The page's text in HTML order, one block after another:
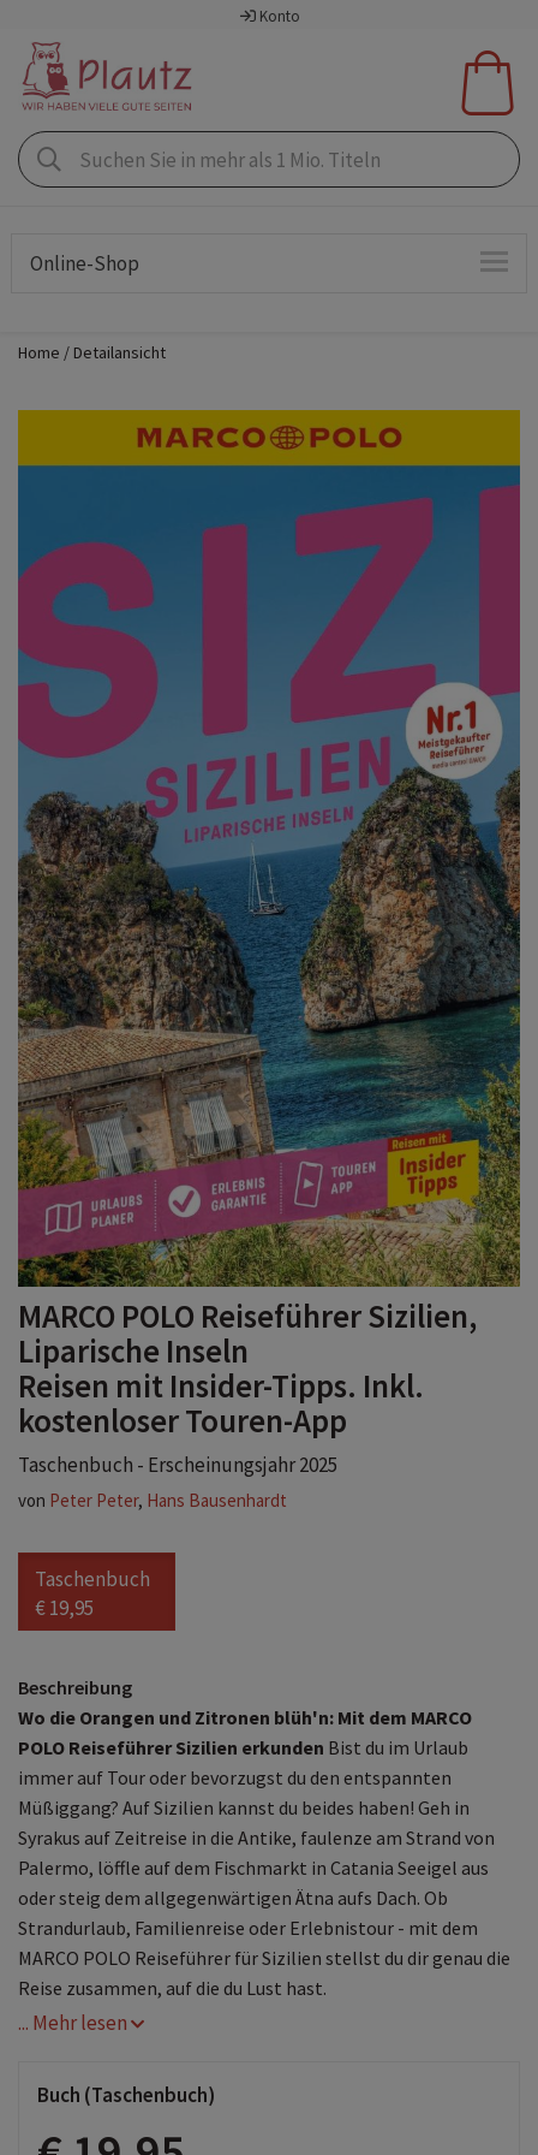
Konto
Online-Shop
Home Detailansicht
MARCO POLO Reiseführer Sizilien,
Liparische Inseln
Reisen mit Insider-Tipps. Inkl.
kostenloser Touren-App
Taschenbuch - Erscheinungsjahr 2025
von Peter Peter, Hans Bausenhardt
Taschenbuch
€ 19,95
Beschreibung
Wo die Orangen und Zitronen blüh'n: Mit dem MARCO
POLO Reiseführer Sizilien erkunden Bist du im Urlaub
immer auf Tour oder bevorzugst du den entspannten
Müßiggang? Auf Sizilien kannst du beides haben! Geh in
Syrakus auf Zeitreise in die Antike, faulenze am Strand von
Palermo, löffle auf dem Fischmarkt in Catania Seeigel aus
oder steig dem allgegenwärtigen Ätna aufs Dach. Ob
Strandurlaub, Familienreise oder Erlebnistour - mit dem
MARCO POLO Reiseführer für Sizilien stellst du dir genau die
Reise zusammen, auf die du Lust hast.
Das Beste zuerst: die MARCO POLO
unvergesslichen Urlaubserlebnisse
sprechende Karten mit Tipps und Reisehacks für
... Mehr lesen
Buch (Taschenbuch)